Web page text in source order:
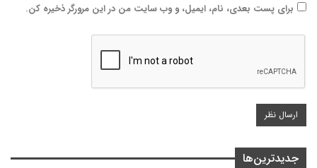
برای پست بعدی، نام، ایمیل، و وب سایت من در این مرورگر ذخیره کن.
جدیدترین‌ها